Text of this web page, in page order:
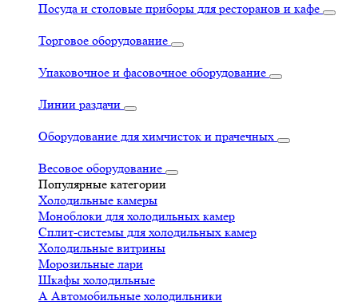
Посуда и столовые приборы для ресторанов и кафе
Торговое оборудование
Упаковочное и фасовочное оборудование
Линии раздачи
Оборудование для химчисток и прачечных
Весовое оборудование
Популярные категории
Холодильные камеры
Моноблоки для холодильных камер
Сплит-системы для холодильных камер
Холодильные витрины
Морозильные лари
Шкафы холодильные
А Автомобильные холодильники